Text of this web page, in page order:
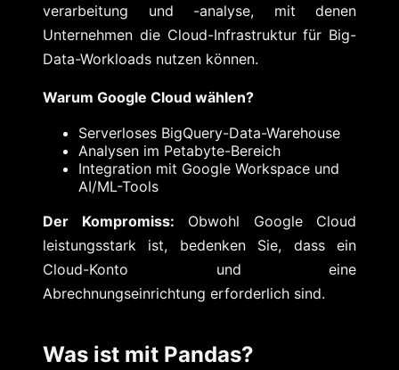
verarbeitung und -analyse, mit denen
Unternehmen die Cloud-Infrastruktur für Big-
Data-Workloads nutzen können.
Warum Google Cloud wählen?
Serverloses BigQuery-Data-Warehouse
Analysen im Petabyte-Bereich
Integration mit Google Workspace und
AI/ML-Tools
Der Kompromiss: Obwohl Google Cloud
leistungsstark ist, bedenken Sie, dass ein
Cloud-Konto und eine
Abrechnungseinrichtung erforderlich sind.
Was ist mit Pandas?